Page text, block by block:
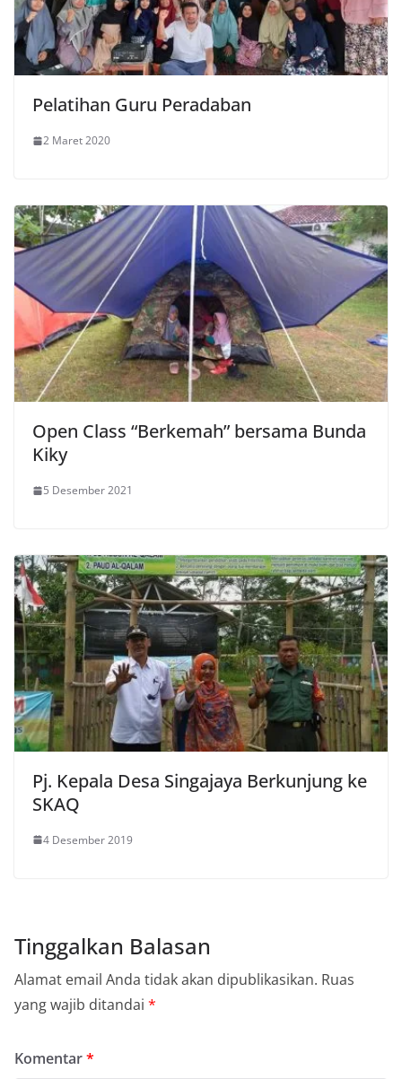
Pelatihan Guru Peradaban
2 Maret 2020
Open Class “Berkemah” bersama Bunda
Kiky
5 Desember 2021
Pj. Kepala Desa Singajaya Berkunjung ke
SKAQ
4 Desember 2019
Tinggalkan Balasan
Alamat email Anda tidak akan dipublikasikan. Ruas
yang wajib ditandai *
Komentar*